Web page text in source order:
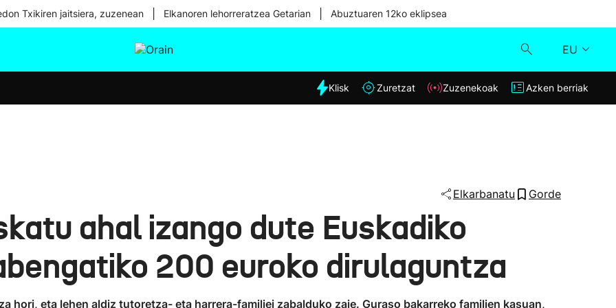
Txikiren jaitsiera, zuzenean Elkanoren lehorreratzea Getarian Abuztuaren 12ko eklipsea
EU
Eguraldia
Klisk
Klisk Zuretzat Zuzenekoak Azken berriak
Elkarbanatu Gorde
ahal izango dute Euskadiko
200 euroko dirulaguntza
hori, eta lehen aldiz tutoretza- eta harrera-familiei zabalduko zaie. Guraso bakarreko familien kasuan,